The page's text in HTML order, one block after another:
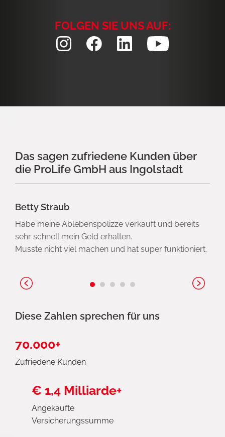
FOLGEN SIE UNS AUF:
Das sagen zufriedene Kunden über
die ProLife GmbH aus Ingolstadt
Betty Straub
Habe meine Ablebenspolizze verkauft und bereits
sehr schnell mein Geld erhalten.
Musste nicht viel machen und hat super funktioniert.
Diese Zahlen sprechen für uns
70.000+
Zufriedene Kunden
€ 1,4 Milliarde+
Angekaufte
Versicherungssumme